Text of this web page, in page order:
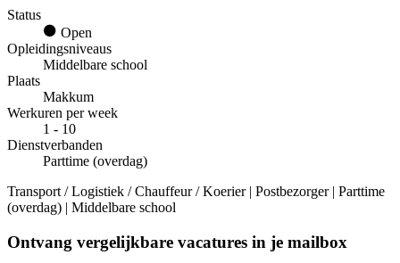
Status
Open
Opleidingsniveaus
Middelbare school
Plaats
Makkum
Werkuren per week
1 - 10
Dienstverbanden
Parttime (overdag)
Transport / Logistiek / Chauffeur / Koerier | Postbezorger | Parttime
(overdag) | Middelbare school
Ontvang vergelijkbare vacatures in je mailbox